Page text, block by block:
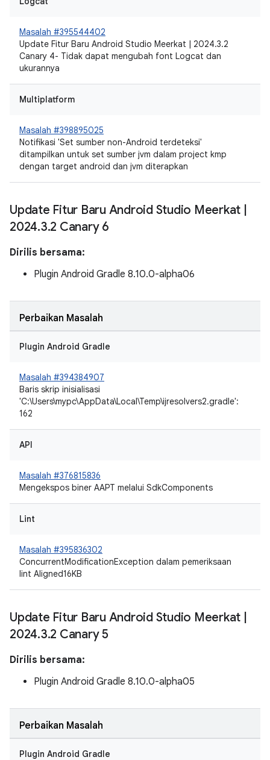
Masalah #395544402
Update Fitur Baru Android Studio Meerkat | 2024.3.2
Canary 4- Tidak dapat mengubah font Logcat dan
ukurannya
Multiplatform
Masalah #398895025
Notifikasi 'Set sumber non-Android terdeteksi'
ditampilkan untuk set sumber jvm dalam project kmp
dengan target android dan jvm diterapkan
Update Fitur Baru Android Studio Meerkat
2024.3.2 Canary 6
Dirilis bersama:
Plugin Android Gradle 8.10.0-alpha06
Perbaikan Masalah
Plugin Android Gradle
Masalah #394384907
Baris skrip inisialisasi
'C:\Users\mypc\AppData\Local\Temp\ijresolvers2.gradle':
162
API
Masalah #376815836
Mengekspos biner AAPT melalui SdkComponents
Lint
Masalah #395836302
ConcurrentModificationException dalam pemeriksaan
lint Aligned16KB
Update Fitur Baru Android Studio Meerkat
2024.3.2 Canary 5
Dirilis bersama:
Plugin Android Gradle 8.10.0-alpha05
Perbaikan Masalah
Plugin Android Gradle